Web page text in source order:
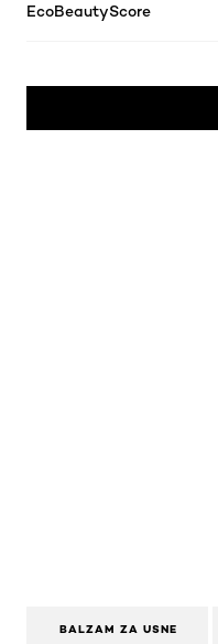
EcoBeautyScore
BALZAM ZA USNE